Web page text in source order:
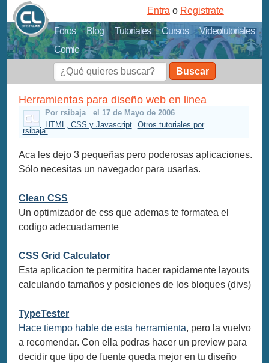
Foros Blog Tutoriales Cursos
Videotutoriales
Comic
Entra o Registrate
Buscar
Herramientas para diseño web en linea
Por rsibaja
el 17 de Mayo de 2006
HTML, CSS y Javascript
Otros tutoriales por
rsibaja.
Aca les dejo 3 pequeñas pero poderosas aplicaciones.
Sólo necesitas un navegador para usarlas.
Clean CSS
Un optimizador de css que ademas te formatea el
codigo adecuadamente
CSS Grid Calculator
Esta aplicacion te permitira hacer rapidamente layouts
calculando tamaños y posiciones de los bloques (divs)
TypeTester
Hace tiempo hable de esta herramienta, pero la vuelvo
a recomendar. Con ella podras hacer un preview para
decidir que tipo de fuente queda mejor en tu diseño